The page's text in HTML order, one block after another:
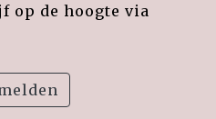
op de hoogte via